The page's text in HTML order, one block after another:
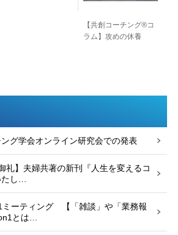
【共創コーチング®︎コ
ラム】攻めの休養
グ学会オンライン研究会での発表
礼】夫婦共著の新刊『人生を変えるコ
たし…
ミーティング 【「雑談」や「業務報
とは…